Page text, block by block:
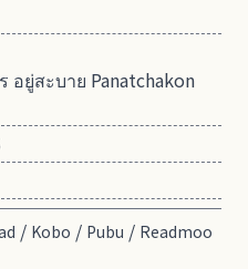
อยู่สะบาย Panatchakon
/ Kobo / Pubu / Readmoo